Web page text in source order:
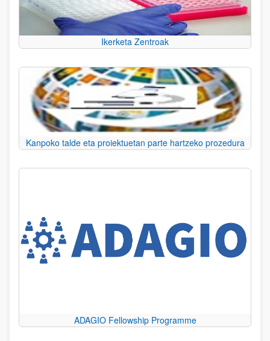
Ikerketa Zentroak
Kanpoko talde eta proiektuetan parte hartzeko prozedura
ADAGIO Fellowship Programme